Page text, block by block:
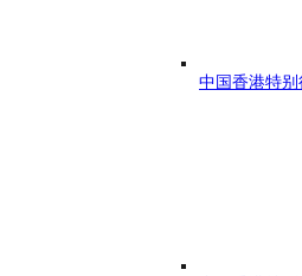
中国香港特